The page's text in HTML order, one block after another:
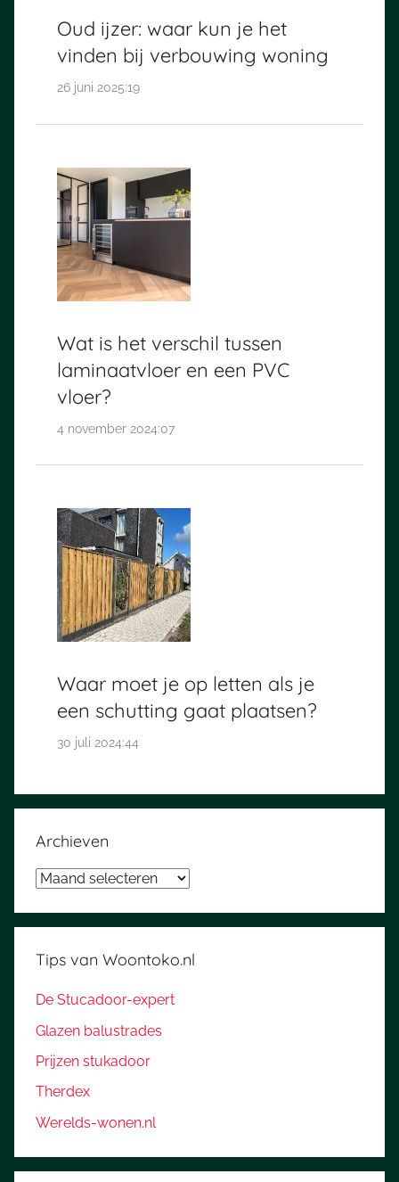
Oud ijzer: waar kun je het
vinden bij verbouwing woning
26 juni 2025:19
Wat is het verschil tussen
laminaatvloer en een PVC
vloer?
4 november 2024:07
Waar moet je op letten als je
een schutting gaat plaatsen?
30 juli 2024:44
Archieven
Archieven
Tips van Woontoko.nl
De Stucadoor-expert
Glazen balustrades
Prijzen stukadoor
Therdex
Werelds-wonen.nl